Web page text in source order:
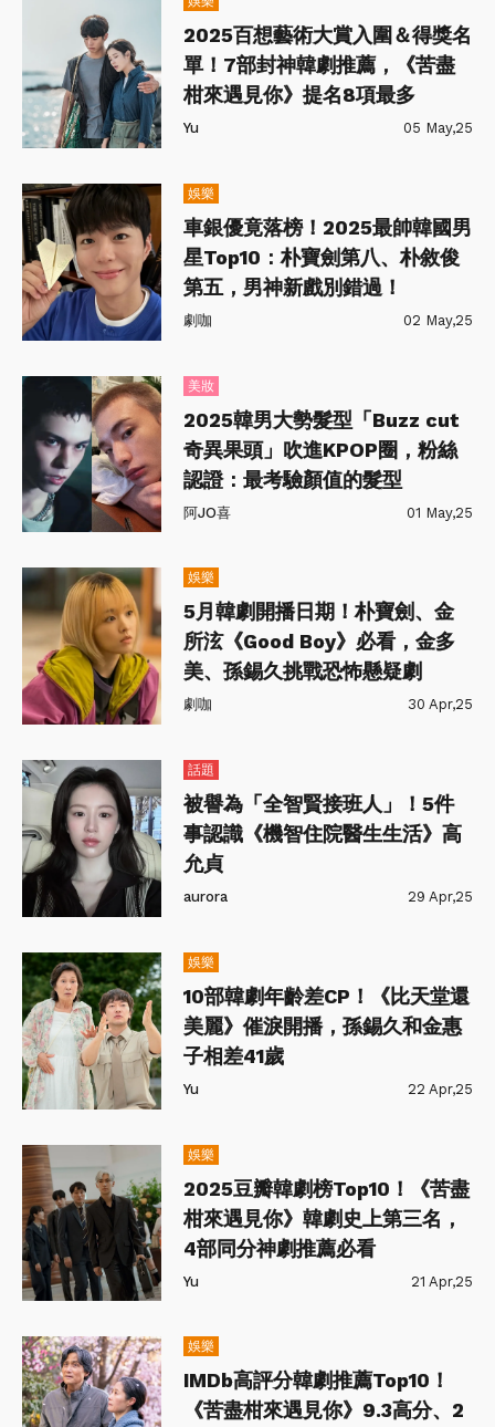
2025百想藝術大賞入圍＆得獎名
單！7部封神韓劇推薦，《苦盡
柑來遇見你》提名8項最多
Yu 05 May,25
娛樂
車銀優竟落榜！2025最帥韓國男
星Top10：朴寶劍第八、朴敘俊
第五，男神新戲別錯過！
劇咖 02 May,25
美妝
2025韓男大勢髮型「Buzz cut
奇異果頭」吹進KPOP圈，粉絲
認證：最考驗顏值的髮型
阿JO喜 01 May,25
娛樂
5月韓劇開播日期！朴寶劍、金
所泫《Good Boy》必看，金多
美、孫錫久挑戰恐怖懸疑劇
劇咖 30 Apr,25
話題
被譽為「全智賢接班人」！5件
事認識《機智住院醫生生活》高
允貞
aurora 29 Apr,25
娛樂
10部韓劇年齡差CP！《比天堂還
美麗》催淚開播，孫錫久和金惠
子相差41歲
Yu 22 Apr,25
娛樂
2025豆瓣韓劇榜Top10！《苦盡
柑來遇見你》韓劇史上第三名，
4部同分神劇推薦必看
Yu 21 Apr,25
娛樂
IMDb高評分韓劇推薦Top10！
《苦盡柑來遇見你》9.3高分、2